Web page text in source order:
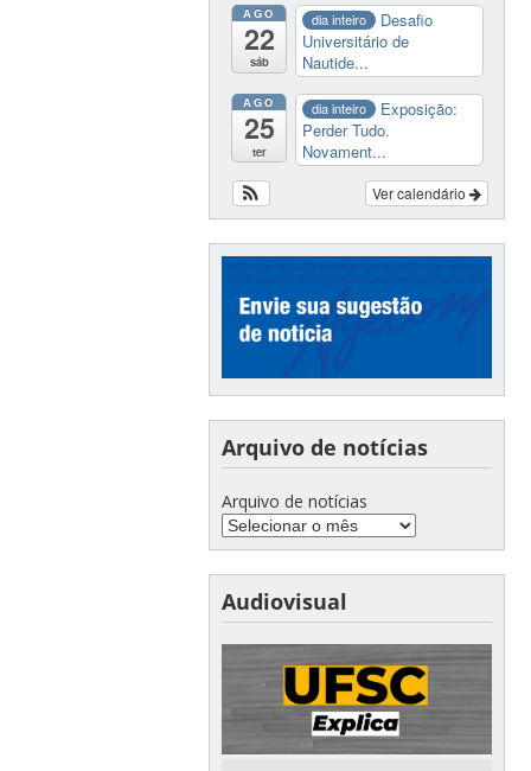
AGO
22
sáb
dia inteiro
Desafio
Universitário de
Nautide...
AGO
25
ter
dia inteiro
Exposição:
Perder Tudo.
Novament...
Ver calendário
Arquivo de notícias
Arquivo de notícias
Audiovisual